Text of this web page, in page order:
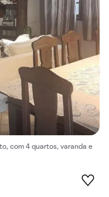
com 4 quartos, varanda e